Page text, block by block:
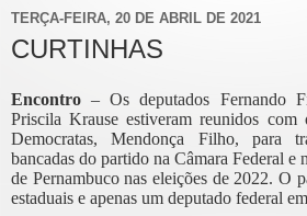
TERÇA-FEIRA, 20 DE ABRIL DE 2021
CURTINHAS
Encontro – Os deputados Fernando
Priscila Krause estiveram reunidos com
Democratas, Mendonça Filho, para
bancadas do partido na Câmara Federal e
de Pernambuco nas eleições de 2022. O
estaduais e apenas um deputado federal